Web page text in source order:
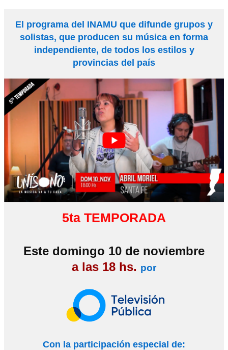
El programa del INAMU que difunde grupos y
solistas, que producen su música en forma
independiente, de todos los estilos y
provincias del país
5ta TEMPORADA
Este domingo 10 de noviembre
a las 18 hs. por
Con la participación especial de: